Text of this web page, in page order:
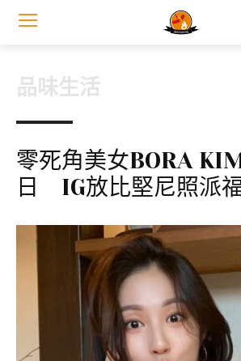
品味生活
零死角美女BORA
日 IG放比堅尼照派